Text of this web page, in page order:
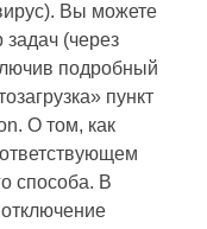
Вы можете
задач (через
подробный
пункт
О том, как
способа. В